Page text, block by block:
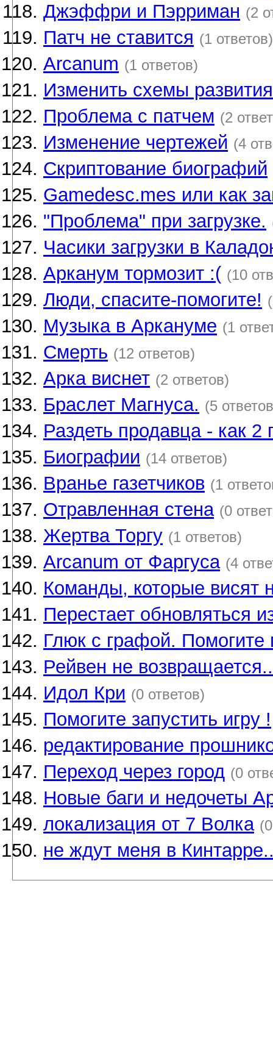
Джэффри и Пэрриман (2
Патч не ставится (1 ответов)
Arcanum (1 ответов)
Изменить схемы
Проблема с патчем (2
Изменение чертежей (4
Скриптование биографий
Gamedesc.mes или как
"Проблема" при загрузке.
Часики загрузки в
Арканум тормозит :( (10
Люди, спасите-помогите!
Музыка в Аркануме (1
Смерть (12 ответов)
Арка виснет (2 ответов)
Браслет Магнуса. (5
Раздеть продавца - как 2
Биографии (14 ответов)
Вранье газетчиков (1
Отравленная стена (0
Жертва Торгу (1 ответов)
Arcanum от Фаргуса (4
Команды, которые висят
Перестает обновляться
Глюк с графой. Помогите
Рейвен не
Идол Кри (0 ответов)
Помогите запустить игру !
редактирование
Переход через город (0
Новые баги и недочеты
локализация от 7 Волка
не ждут меня в